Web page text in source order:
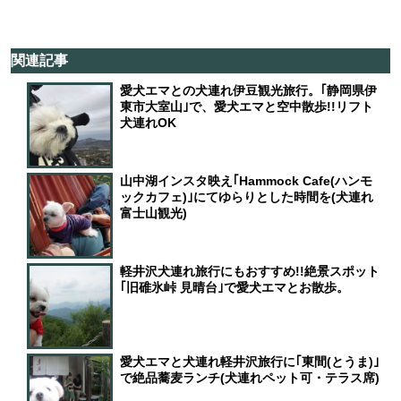
関連記事
愛犬エマとの犬連れ伊豆観光旅行。｢静岡県伊
東市大室山｣で、愛犬エマと空中散歩!!リフト
犬連れOK
山中湖インスタ映え｢Hammock Cafe(ハンモ
ックカフェ)｣にてゆらりとした時間を(犬連れ
富士山観光)
軽井沢犬連れ旅行にもおすすめ!!絶景スポット
｢旧碓氷峠 見晴台｣で愛犬エマとお散歩。
愛犬エマと犬連れ軽井沢旅行に｢東間(とうま)｣
で絶品蕎麦ランチ(犬連れペット可・テラス席)